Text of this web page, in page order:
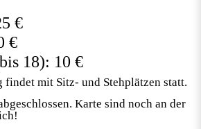
€
€
18): 10 €
findet mit Sitz- und Stehplätzen statt.
Karte sind noch an der